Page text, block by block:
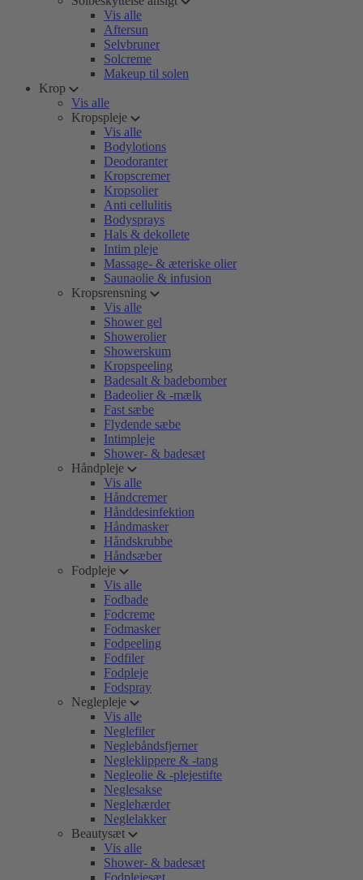
Vis alle
Aftersun
Selvbruner
Solcreme
Makeup til solen
Krop
Vis alle
Kropspleje
Vis alle
Bodylotions
Deodoranter
Kropscremer
Kropsolier
Anti cellulitis
Bodysprays
Hals & dekollete
Intim pleje
Massage- & æteriske olier
Saunaolie & infusion
Kropsrensning
Vis alle
Shower gel
Showerolier
Showerskum
Kropspeeling
Badesalt & badebomber
Badeolier & -mælk
Fast sæbe
Flydende sæbe
Intimpleje
Shower- & badesæt
Håndpleje
Vis alle
Håndcremer
Hånddesinfektion
Håndmasker
Håndskrubbe
Håndsæber
Fodpleje
Vis alle
Fodbade
Fodcreme
Fodmasker
Fodpeeling
Fodfiler
Fodpleje
Fodspray
Neglepleje
Vis alle
Neglefiler
Neglebåndsfjerner
Negleklippere & -tang
Negleolie & -plejestifte
Neglesakse
Neglehærder
Neglelakker
Beautysæt
Vis alle
Shower- & badesæt
Fodplejesæt